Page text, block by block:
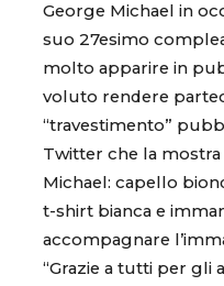
George Michael in
suo 27esimo
molto apparire in
voluto rendere
“travestimento”
Twitter che la mostra
Michael: capello
t-shirt bianca e
accompagnare
“Grazie a tutti per gli